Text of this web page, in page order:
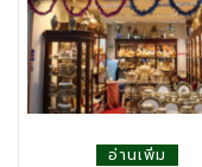
อ่านเพิ่ม